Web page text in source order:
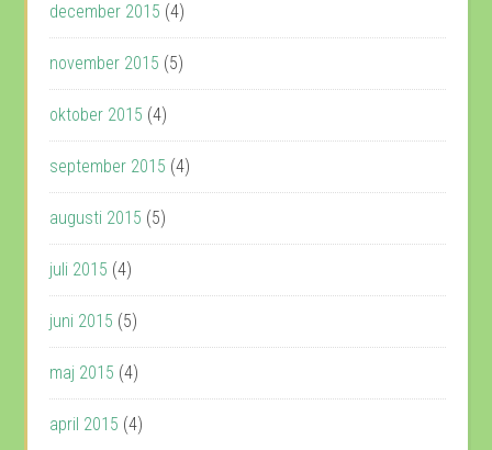
december 2015 (4)
november 2015 (5)
oktober 2015 (4)
september 2015 (4)
augusti 2015 (5)
juli 2015 (4)
juni 2015 (5)
maj 2015 (4)
april 2015 (4)